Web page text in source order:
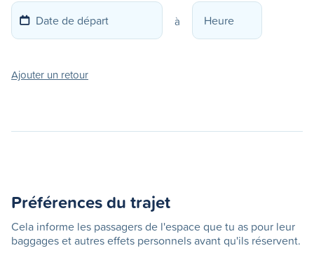
à
Ajouter un retour
Préférences du trajet
Cela informe les passagers de l'espace que tu as pour leur
baggages et autres effets personnels avant qu'ils réservent.